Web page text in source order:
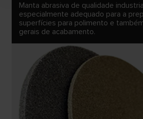
Manta abrasiva de qualidade
especialmente adequado para a
superfícies para polimento e
gerais de acabamento.